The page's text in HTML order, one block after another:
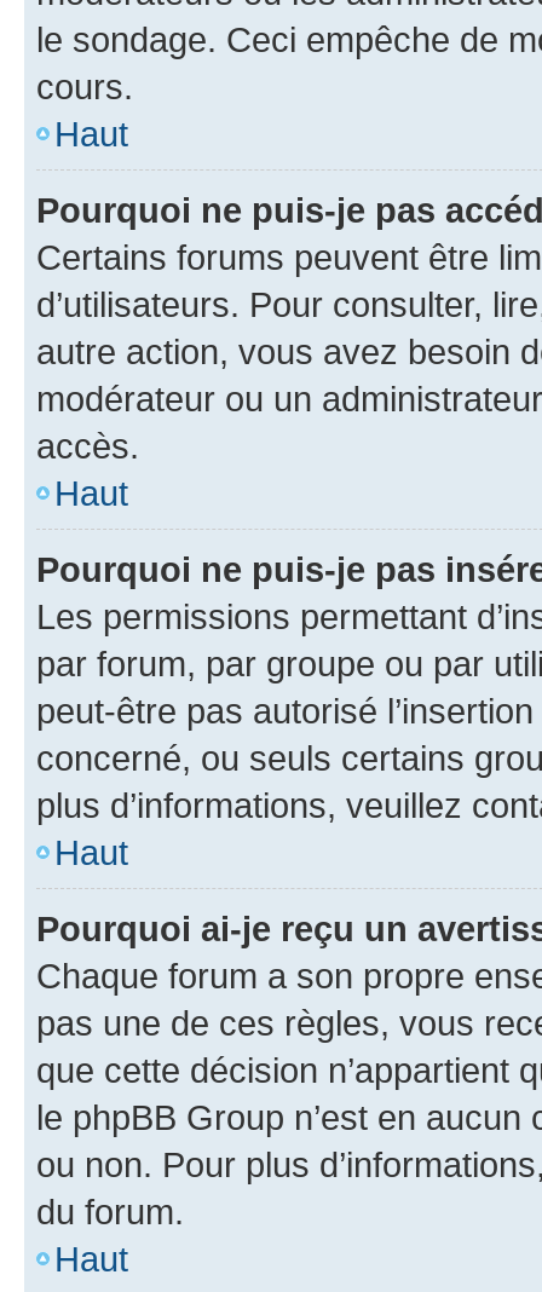
le sondage. Ceci empêche de
cours.
Haut
Pourquoi ne puis-je pas
Certains forums peuvent être
d’utilisateurs. Pour consulter,
autre action, vous avez besoin
modérateur ou un
accès.
Haut
Pourquoi ne puis-je pas
Les permissions permettant
par forum, par groupe ou par
peut-être pas autorisé
concerné, ou seuls certains
plus d’informations, veuillez
Haut
Pourquoi ai-je reçu un
Chaque forum a son propre
pas une de ces règles, vous
que cette décision n’appartient
le phpBB Group n’est en
ou non. Pour plus
du forum.
Haut